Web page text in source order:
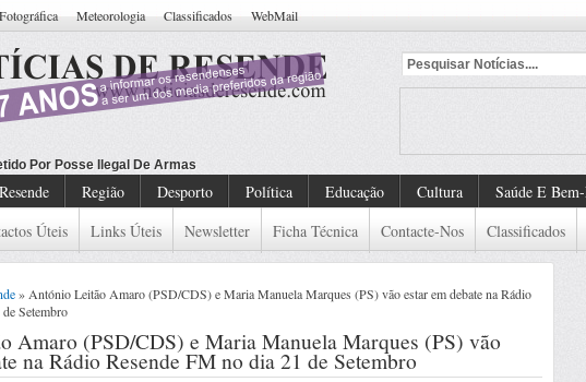
Meteorologia Classificados WebMail
Resende Região Desporto Política Educação Cultura Saúde E
Úteis Links Úteis Newsletter Ficha Técnica Contacte-Nos Classificados
» António Leitão Amaro (PSD/CDS) e Maria Manuela Marques (PS) vão estar em debate na Rádio
Setembro
Amaro (PSD/CDS) e Maria Manuela Marques (PS) vão
na Rádio Resende FM no dia 21 de Setembro